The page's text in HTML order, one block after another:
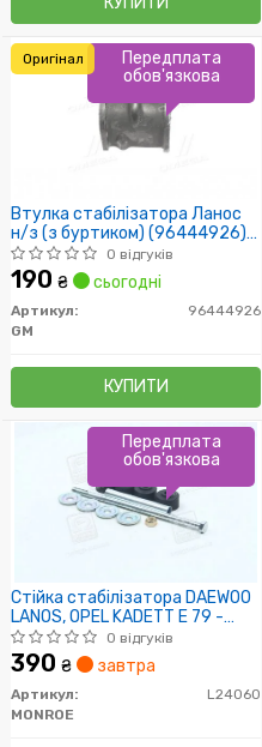
Втулка стабілізатора Ланос
н/з (з буртиком) (96444926)
GM
0 відгуків
190 ₴ сьогодні
Артикул:
96444926
GM
КУПИТИ
Передплата
обов'язкова
Оригінал
Стійка стабілізатора DAEWOO
LANOS, OPEL KADETT E 79 -
передн. міст (Пр-во MONROE)
0 відгуків
390 ₴ завтра
Артикул:
L24060
MONROE
Передплата
обов'язкова